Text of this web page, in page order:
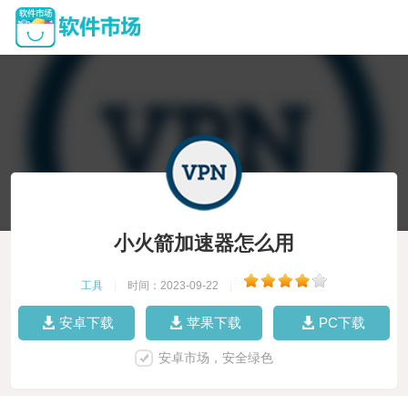
小火箭加速器怎么用
工具 时间：2023-09-22
安卓下载 苹果下载 PC下载
安卓市场，安全绿色